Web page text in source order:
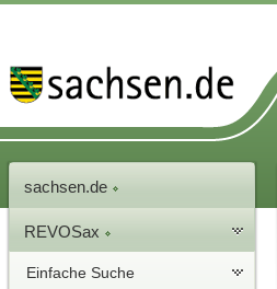
sachsen.de
REVOSax
Einfache Suche